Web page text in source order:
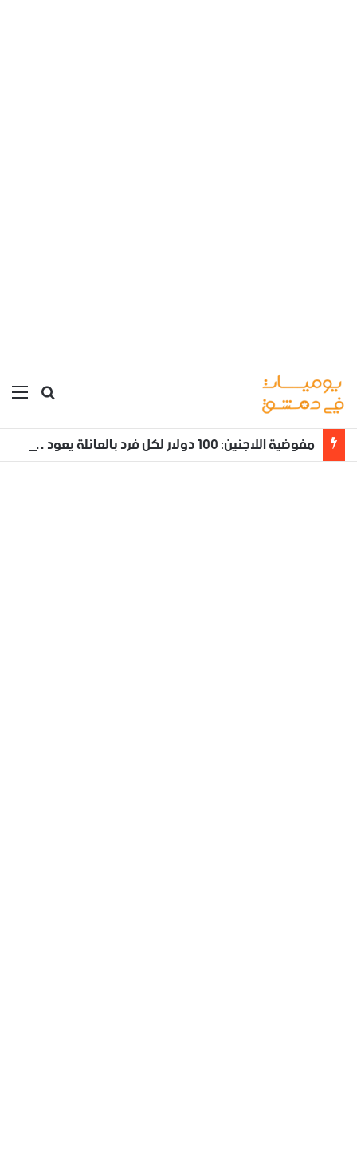
بحث عن
مفوضية اللاجئين: 100 دولار لكل فرد بالعائلة يعود طوعا من لبنان إلى سوريا مع تأمين نقله